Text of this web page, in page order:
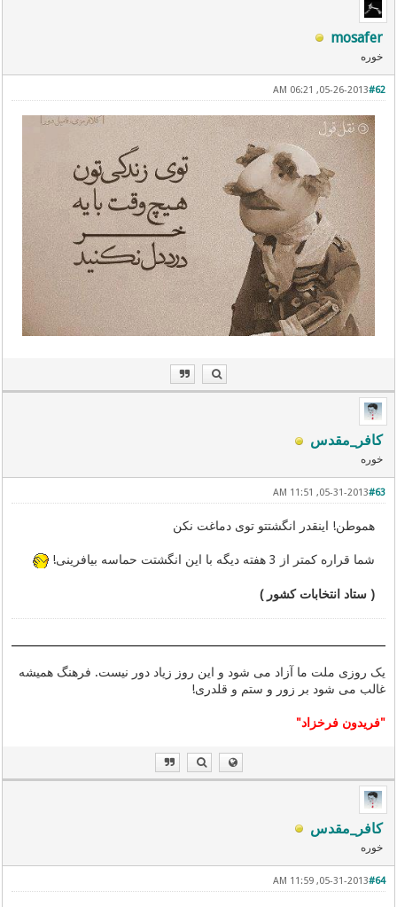
mosafer
خوره
#62
05-26-2013, 06:21 AM
کافر_مقدس
خوره
#63
05-31-2013, 11:51 AM
هموطن! اینقدر انگشتتو توی دماغت نکن
شما قراره کمتر از 3 هفته دیگه با این انگشتت حماسه بیافرینی!
( ستاد انتخابات کشور )
یک روزی ملت ما آزاد می شود و این روز زیاد دور نیست. فرهنگ همیشه
غالب می شود بر زور و ستم و قلدری!
"فریدون فرخزاد"
کافر_مقدس
خوره
#64
05-31-2013, 11:59 AM